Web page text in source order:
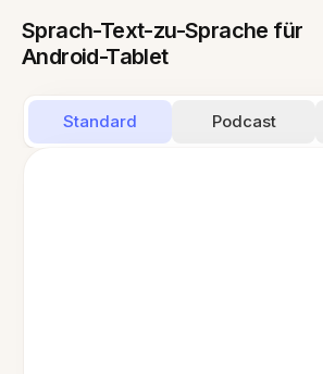
Sprach-Text-zu-Sprache für
Android-Tablet
Standard Podcast